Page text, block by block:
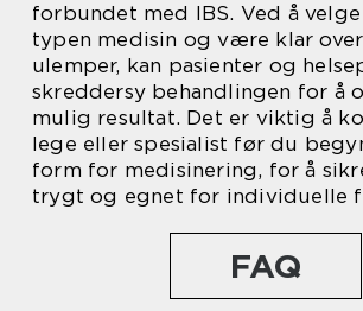
forbundet med IBS. Ved å
typen medisin og være klar
ulemper, kan pasienter og
skreddersy behandlingen for å
mulig resultat. Det er viktig å
lege eller spesialist før du
form for medisinering, for å
trygt og egnet for individuelle
FAQ